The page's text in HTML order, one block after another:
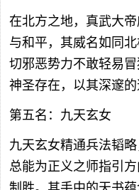
在北方之地，真武大
与和平，其威名如同
切邪恶势力不敢轻易
神圣存在，以其深邃的
第五名：九天玄女
九天玄女精通兵法韬
总能为正义之师指引